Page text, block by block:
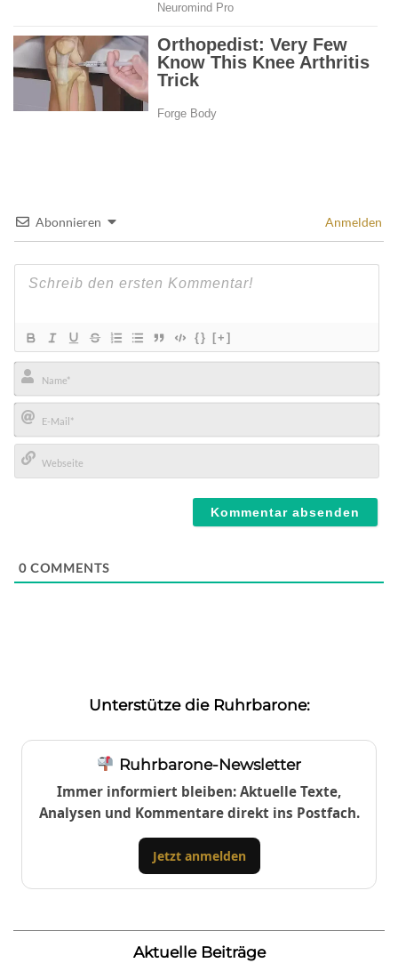
Abonnieren Anmelden
{} [+]
Name*
E-
Mail*
0 COMMENTS
Unterstütze die Ruhrbarone:
Ruhrbarone-Newsletter
Immer informiert bleiben: Aktuelle Texte,
Analysen und Kommentare direkt ins Postfach.
Jetzt anmelden
Aktuelle Beiträge